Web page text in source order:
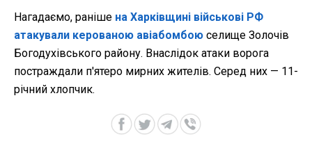
Нагадаємо, раніше на Харківщині військові РФ
атакували керованою авіабомбою селище Золочів
Богодухівського району. Внаслідок атаки ворога
постраждали п'ятеро мирних жителів. Серед них — 11-
річний хлопчик.